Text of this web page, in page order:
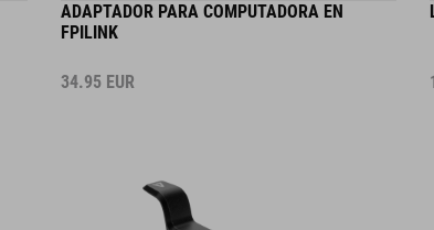
ADAPTADOR PARA COMPUTADORA EN
FPILINK
34.95 EUR